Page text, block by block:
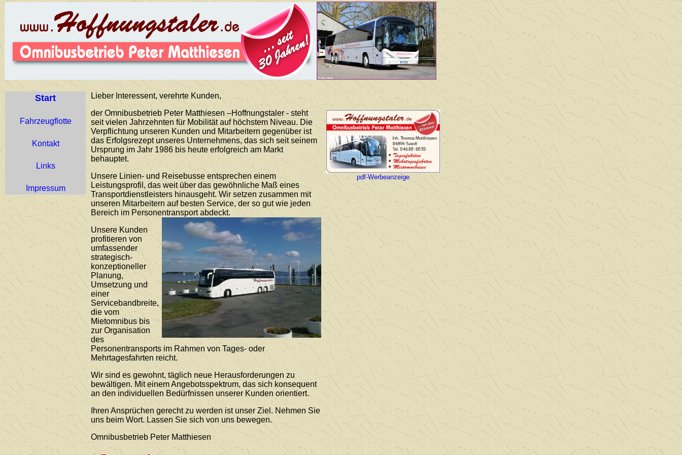
Start
Fahrzeugflotte
Kontakt
Links
Impressum
Lieber Interessent, verehrte Kunden,
der Omnibusbetrieb Peter Matthiesen –Hoffnungstaler - steht
seit vielen Jahrzehnten für Mobilität auf höchstem Niveau. Die
Verpflichtung unseren Kunden und Mitarbeitern gegenüber ist
das Erfolgsrezept unseres Unternehmens, das sich seit seinem
Ursprung im Jahr 1986 bis heute erfolgreich am Markt
behauptet.
Unsere Linien- und Reisebusse entsprechen einem
Leistungsprofil, das weit über das gewöhnliche Maß eines
Transportdienstleisters hinausgeht. Wir setzen zusammen mit
unseren Mitarbeitern auf besten Service, der so gut wie jeden
Bereich im Personentransport abdeckt.
Unsere Kunden
profitieren von
umfassender
strategisch-
konzeptioneller
Planung,
Umsetzung und
einer
Servicebandbreite,
die vom
Mietomnibus bis
zur Organisation
des
Personentransports im Rahmen von Tages- oder
Mehrtagesfahrten reicht.
Wir sind es gewohnt, täglich neue Herausforderungen zu
bewältigen. Mit einem Angebotsspektrum, das sich konsequent
an den individuellen Bedürfnissen unserer Kunden orientiert.
Ihren Ansprüchen gerecht zu werden ist unser Ziel. Nehmen Sie
uns beim Wort. Lassen Sie sich von uns bewegen.
Omnibusbetrieb Peter Matthiesen
pdf-Werbeanzeige